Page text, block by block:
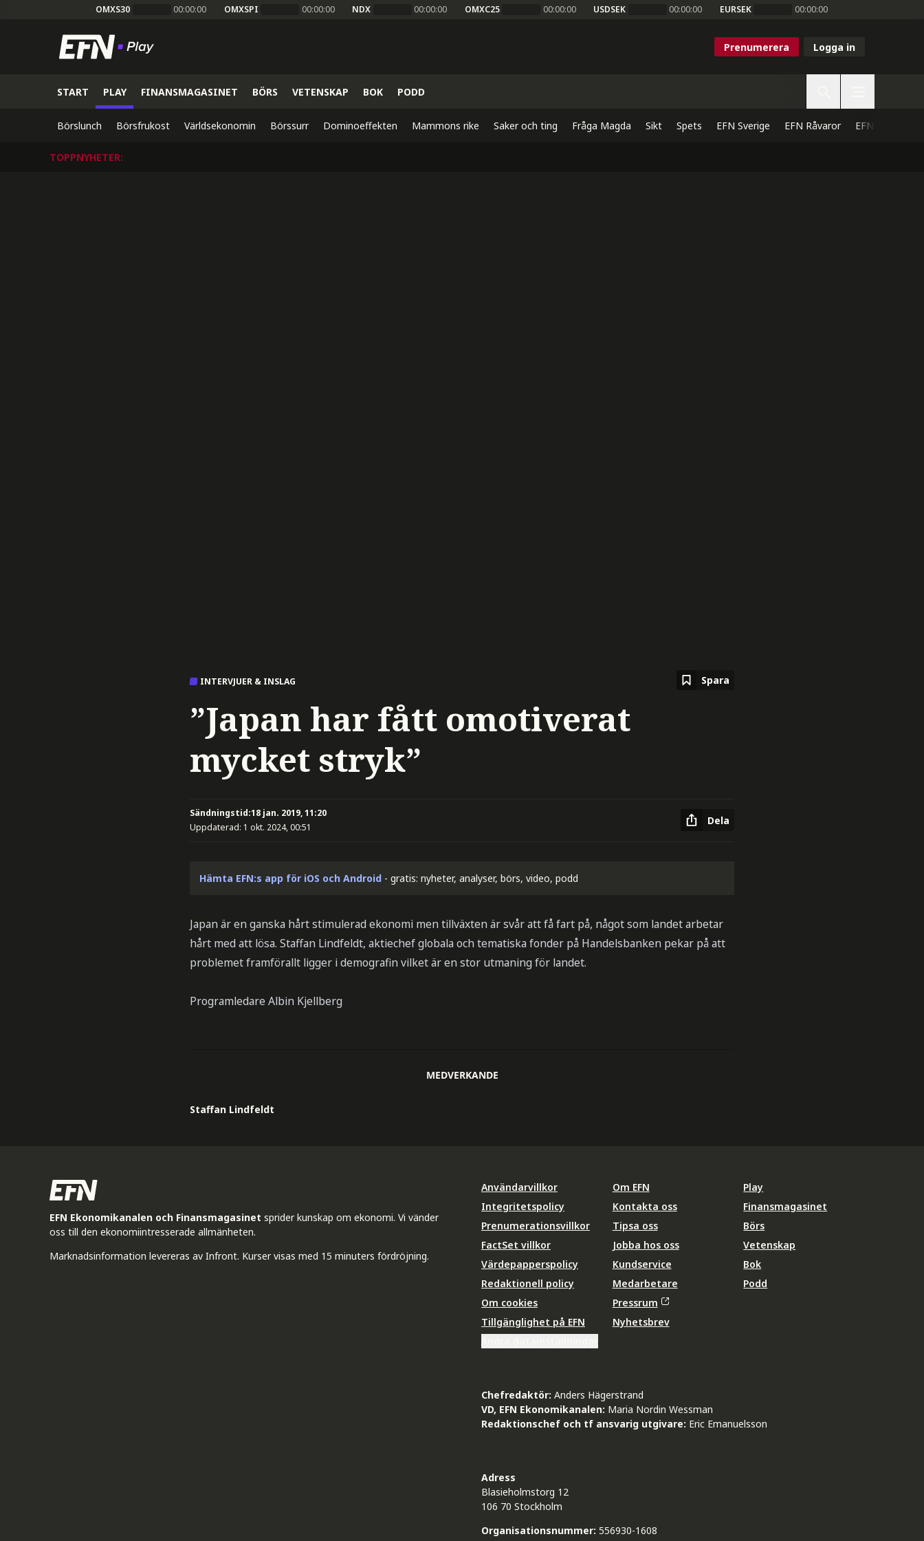
OMXS30 00:00:00 OMXSPI 00:00:00 NDX 00:00:00 OMXC25 00:00:00 USDSEK 00:00:00 EURSEK 00:00:00
Prenumerera Logga in
START PLAY FINANSMAGASINET BÖRS VETENSKAP BOK PODD
Börslunch Börsfrukost Världsekonomin Börssurr Dominoeffekten Mammons rike Saker och ting Fråga Magda Sikt Spets EFN Sverige EFN Råvaror EFN Direkt
TOPPNYHETER:
INTERVJUER & INSLAG Spara
”Japan har fått omotiverat
mycket stryk”
Sändningstid:18 jan. 2019, 11:20
Uppdaterad: 1 okt. 2024, 00:51
Dela
Hämta EFN:s app för iOS och Android - gratis: nyheter, analyser, börs, video, podd
Japan är en ganska hårt stimulerad ekonomi men tillväxten är svår att få fart på, något som landet arbetar
hårt med att lösa. Staffan Lindfeldt, aktiechef globala och tematiska fonder på Handelsbanken pekar på att
problemet framförallt ligger i demografin vilket är en stor utmaning för landet.
Programledare Albin Kjellberg
MEDVERKANDE
Staffan Lindfeldt
EFN Ekonomikanalen och Finansmagasinet sprider kunskap om ekonomi. Vi vänder
oss till den ekonomiintresserade allmänheten.
Marknadsinformation levereras av Infront. Kurser visas med 15 minuters fördröjning.
Användarvillkor
Integritetspolicy
Prenumerationsvillkor
FactSet villkor
Värdepapperspolicy
Redaktionell policy
Om cookies
Tillgänglighet på EFN
Om EFN
Kontakta oss
Tipsa oss
Jobba hos oss
Kundservice
Medarbetare
Pressrum
Nyhetsbrev
Play
Finansmagasinet
Börs
Vetenskap
Bok
Podd
Chefredaktör: Anders Hägerstrand
VD, EFN Ekonomikanalen: Maria Nordin Wessman
Redaktionschef och tf ansvarig utgivare: Eric Emanuelsson
Adress
Blasieholmstorg 12
106 70 Stockholm
Organisationsnummer: 556930-1608